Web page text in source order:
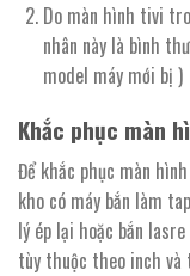
Do màn hình tivi
nhân này là bình
model máy mới bị )
Khắc phục màn
Để khắc phục màn
kho có máy bắn làm
lý ép lại hoặc bắn
tùy thuộc theo inch và